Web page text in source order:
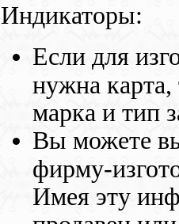
Индикаторы:
Если для
нужна карта,
марка и тип
Вы можете
фирму-
Имея эту